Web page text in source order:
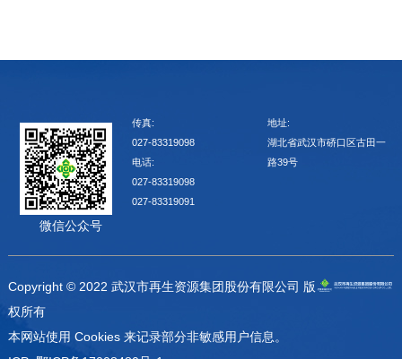
微信公众号
传真:
027-83319098
电话:
027-83319098
027-83319091
地址:
湖北省武汉市硚口区古田一
路39号
Copyright © 2022 武汉市再生资源集团股份有限公司 版
权所有
本网站使用 Cookies 来记录部分非敏感用户信息。